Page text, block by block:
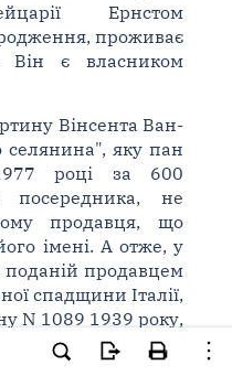
Ернстом
проживає
Він є власником
Вінсента Ван-
селянина", яку пан
році за 600
посередника, не
продавця, що
імені. А отже, у
поданій продавцем
спадщини Італії,
N 1089 1939 року,
зазначено. У 1983
відомо, що